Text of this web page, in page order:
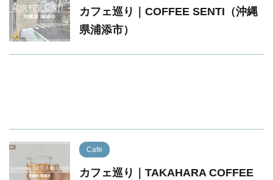
カフェ巡り｜COFFEE SENTI（沖縄
県浦添市）
Cafe
カフェ巡り｜TAKAHARA COFFEE